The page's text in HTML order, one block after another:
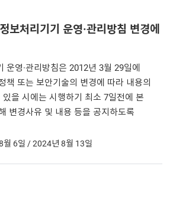
보처리기기 운영·관리방침 변경에
운영·관리방침은 2012년 3월 29일에
책 또는 보안기술의 변경에 따라 내용의
있을 시에는 시행하기 최소 7일전에 본
변경사유 및 내용 등을 공지하도록
월 6일 / 2024년 8월 13일